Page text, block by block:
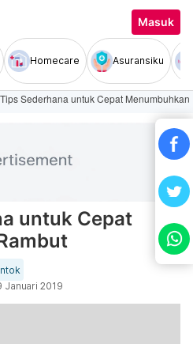
Masuk
Homecare Asuransiku
Sederhana untuk Cepat Menumbuhkan
untuk Cepat
Januari 2019